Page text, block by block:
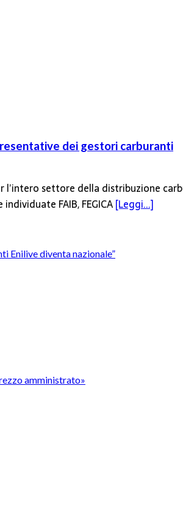
dei gestori carburanti
settore della distribuzione
FAIB, FEGICA[Leggi...]
Enilive diventa nazionale”
amministrato»